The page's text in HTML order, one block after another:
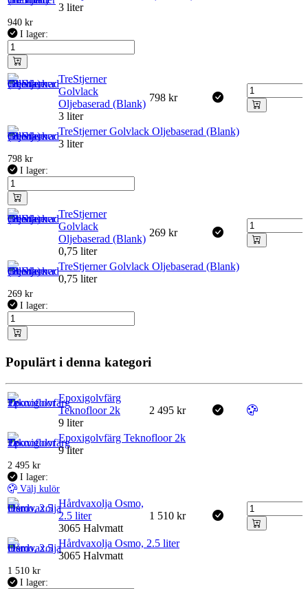
3 liter
940 kr
I lager:
TreStjerner
Golvlack
Oljebaserad (Blank)
3 liter
798 kr
TreStjerner Golvlack Oljebaserad (Blank)
3 liter
798 kr
I lager:
TreStjerner
Golvlack
Oljebaserad (Blank)
0,75 liter
269 kr
TreStjerner Golvlack Oljebaserad (Blank)
0,75 liter
269 kr
I lager:
Populärt i denna kategori
Epoxigolvfärg
Teknofloor 2k
9 liter
2 495 kr
Epoxigolvfärg Teknofloor 2k
9 liter
2 495 kr
I lager:
Välj kulör
Hårdvaxolja Osmo,
2.5 liter
3065 Halvmatt
1 510 kr
Hårdvaxolja Osmo, 2.5 liter
3065 Halvmatt
1 510 kr
I lager: